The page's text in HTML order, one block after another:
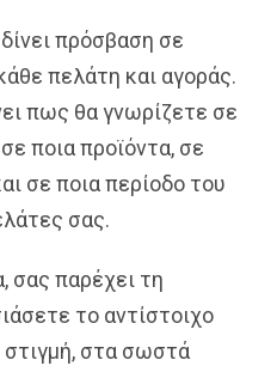
πρόσβαση σε
πελάτη και αγοράς.
πως θα γνωρίζετε σε
ποια προϊόντα, σε
σε ποια περίοδο του
σας.
σας παρέχει τη
το αντίστοιχο
στιγμή, στα σωστά